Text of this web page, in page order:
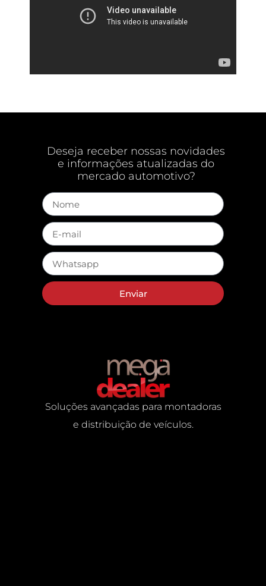
Deseja receber nossas novidades
e informações atualizadas do
mercado automotivo?
Enviar
Soluções avançadas para montadoras
e distribuição de veículos.